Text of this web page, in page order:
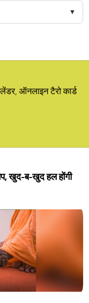
ऑनलाइन टैरो कार्ड
खुद-ब-खुद हल होंगी